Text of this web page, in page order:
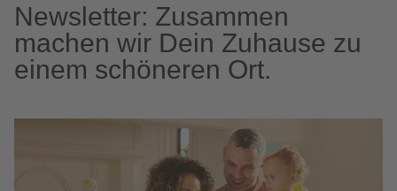
Newsletter: Zusammen
machen wir Dein Zuhause zu
einem schöneren Ort.